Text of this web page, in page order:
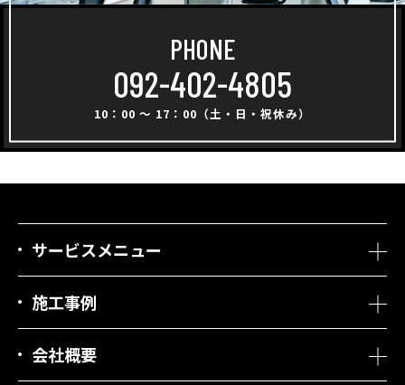
PHONE
092-402-4805
10：00 ～ 17：00（土・日・祝休み）
サービスメニュー
施工事例
会社概要